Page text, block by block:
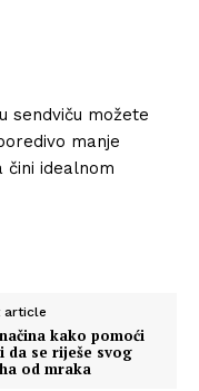
sendviču možete
manje
čini idealnom
article
kako pomoći
da se riješe svog
od mraka